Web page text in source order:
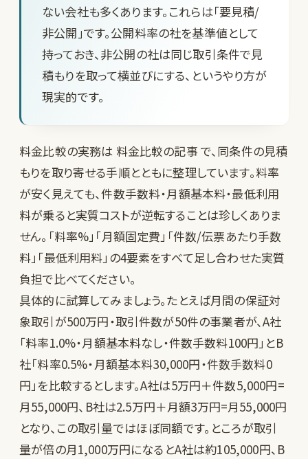
ない会社も多くあります。これらは「要見積/
非公開」です。公開料率の社を基準値として
持っておき、非公開の社は同じ取引条件で見
積もりを取って横並びにする、というやり方が
現実的です。
料金比較の実務は 料金比較の記事で、同条件の見積
もりを取り寄せる手順とともに整理しています。料率
が安く見えても、件数手数料・月額基本料・最低利用
料が乗ると実質コストが逆転することは珍しくありま
せん。「料率%」「月額固定費」「件数/伝票あたり手数
料」「最低利用料」の4要素をすべて足し合わせた実質
負担で比べてください。
具体的に試算してみましょう。たとえば月間の保証対
象取引が500万円・取引件数が50件の事業者が、A社
「料率1.0%・月額基本料なし・件数手数料100円」とB
社「料率0.5%・月額基本料30,000円・件数手数料0
円」を比較するとします。A社は5万円＋件数5,000円=
月55,000円、B社は2.5万円＋月額3万円=月55,000円
となり、この取引量ではほぼ同額です。ところが取引
量が倍の月1,000万円になるとA社は約105,000円、B